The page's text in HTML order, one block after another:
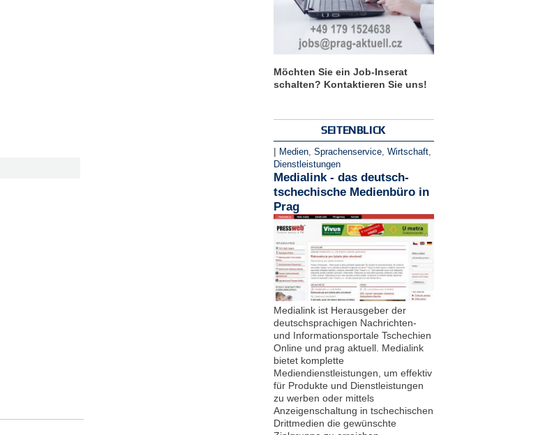
Möchten Sie ein Job-Inserat
schalten? Kontaktieren Sie uns!
SEITENBLICK
| Medien, Sprachenservice, Wirtschaft,
Dienstleistungen
Medialink - das deutsch-
tschechische Medienbüro in
Prag
Medialink ist Herausgeber der
deutschsprachigen Nachrichten-
und Informationsportale Tschechien
Online und prag aktuell. Medialink
bietet komplette
Mediendienstleistungen, um effektiv
für Produkte und Dienstleistungen
zu werben oder mittels
Anzeigenschaltung in tschechischen
Drittmedien die gewünschte